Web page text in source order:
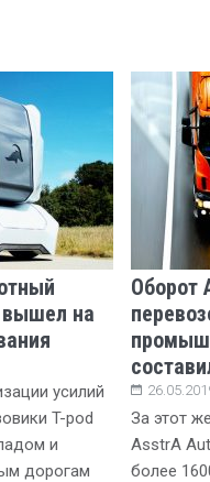
вышел на
усилий
T-pod
и
дорогам
Оборот
За этот
AsstrA
более